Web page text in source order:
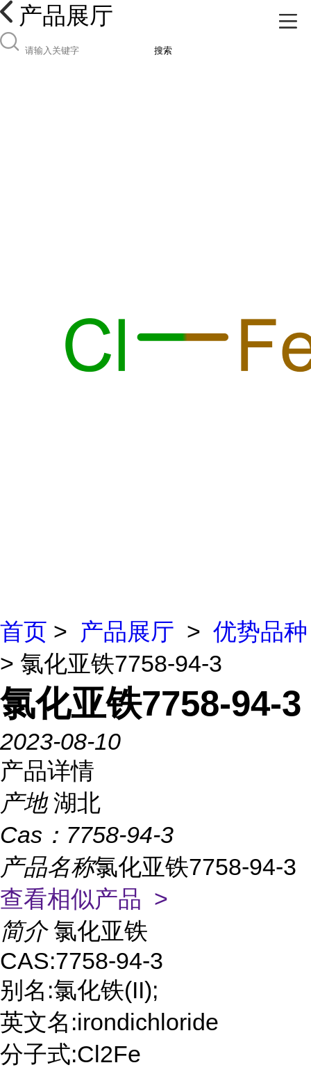
产品展厅
搜索
首页 > 产品展厅 > 优势品种
> 氯化亚铁7758-94-3
氯化亚铁7758-94-3
2023-08-10
产品详情
产地 湖北
Cas： 7758-94-3
产品名称氯化亚铁7758-94-3
查看相似产品 >
简介 氯化亚铁
CAS:7758-94-3
别名:氯化铁(II);
英文名:irondichloride
分子式:Cl2Fe